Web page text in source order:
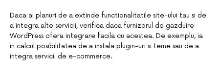
Daca ai planuri de a extinde functionalitatile site-ului tau si de
a integra alte servicii, verifica daca furnizorul de gazduire
WordPress ofera integrare facila cu acestea. De exemplu, ia
in calcul posibilitatea de a instala plugin-uri si teme sau de a
integra servicii de e-commerce.